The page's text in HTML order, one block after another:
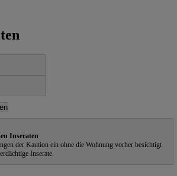
Inseraten
der Kaution ein ohne die Wohnung vorher besichtigt
Inserate.